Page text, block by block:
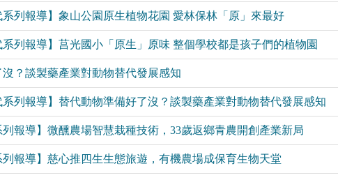
系列報導】象山公園原生植物花園 愛林保林「原」來最好
系列報導】莒光國小「原生」原味 整個學校都是孩子們的植物園
沒？談製藥產業對動物替代發展感知
系列報導】替代動物準備好了沒？談製藥產業對動物替代發展感知
列報導】微醺農場智慧栽種技術，33歲返鄉青農開創產業新局
列報導】慈心推四生生態旅遊，有機農場成保育生物天堂